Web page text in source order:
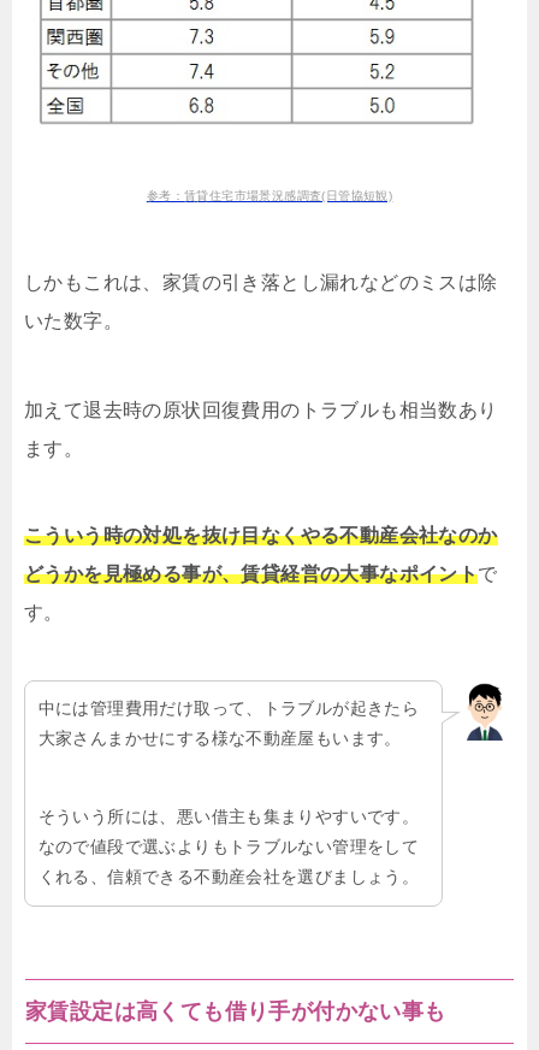
参考：賃貸住宅市場景況感調査(日管協短観)
しかもこれは、家賃の引き落とし漏れなどのミスは除
いた数字。
加えて退去時の原状回復費用のトラブルも相当数あり
ます。
こういう時の対処を抜け目なくやる不動産会社なのか
どうかを見極める事が、賃貸経営の大事なポイントで
す。
中には管理費用だけ取って、トラブルが起きたら
大家さんまかせにする様な不動産屋もいます。
そういう所には、悪い借主も集まりやすいです。
なので値段で選ぶよりもトラブルない管理をして
くれる、信頼できる不動産会社を選びましょう。
家賃設定は高くても借り手が付かない事も